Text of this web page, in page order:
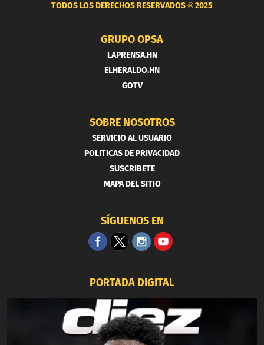
TODOS LOS DERECHOS RESERVADOS ®2025
GRUPO OPSA
LAPRENSA.HN
ELHERALDO.HN
GOTV
SOBRE NOSOTROS
SERVICIO AL USUARIO
POLITICAS DE PRIVACIDAD
SUSCRIBETE
MAPA DEL SITIO
SÍGUENOS EN
PORTADA DIGITAL